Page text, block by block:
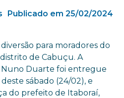
Publicado em 25/02/2024
para moradores do
de Cabuçu. A
Nuno Duarte foi entregue
sábado (24/02), e
do prefeito de Itaboraí,